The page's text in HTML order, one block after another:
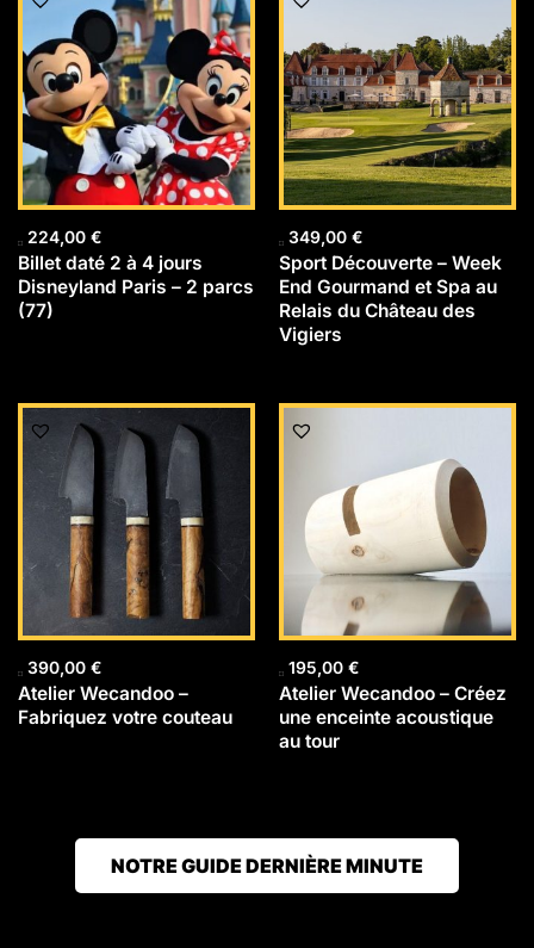
224,00 €
Billet daté 2 à 4 jours
Disneyland Paris – 2 parcs
(77)
349,00 €
Sport Découverte – Week
End Gourmand et Spa au
Relais du Château des
Vigiers
390,00 €
Atelier Wecandoo –
Fabriquez votre couteau
195,00 €
Atelier Wecandoo – Créez
une enceinte acoustique
au tour
NOTRE GUIDE DERNIÈRE MINUTE